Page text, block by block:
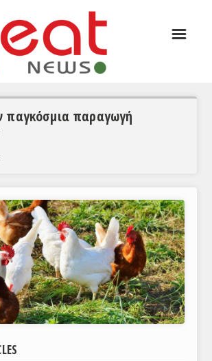
☰
παγκόσμια παραγωγή